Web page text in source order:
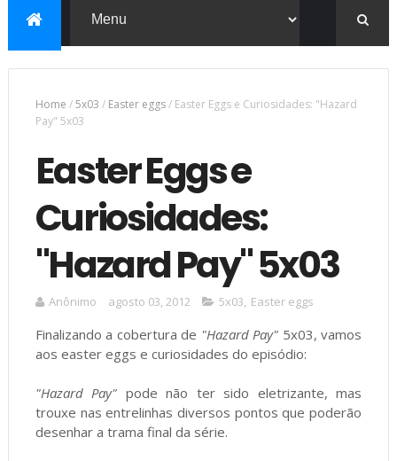
Home /5x03 / Easter eggs/ Easter Eggs e Curiosidades: "Hazard
Pay" 5x03
Easter Eggs e
Curiosidades:
"Hazard Pay" 5x03
Anônimo agosto 03, 2012 5x03, Easter eggs
Finalizando a cobertura de "Hazard Pay" 5x03, vamos
aos easter eggs e curiosidades do episódio:
"Hazard Pay" pode não ter sido eletrizante, mas
trouxe nas entrelinhas diversos pontos que poderão
desenhar a trama final da série.